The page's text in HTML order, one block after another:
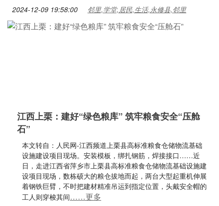
2024-12-09 19:58:00 邻里,学堂,居民,生活,永修县,邻里
江西上栗：建好“绿色粮库” 筑牢粮食安全“压舱
石”
本文转自：人民网-江西频道上栗县高标准粮食仓储物流基础
设施建设项目现场。安装模板，绑扎钢筋，焊接接口……近
日，走进江西省萍乡市上栗县高标准粮食仓储物流基础设施建
设项目现场，数栋硕大的粮仓拔地而起，两台大型起重机伸展
着钢铁巨臂，不时把建材精准吊运到指定位置，头戴安全帽的
工人则穿梭其间……更多